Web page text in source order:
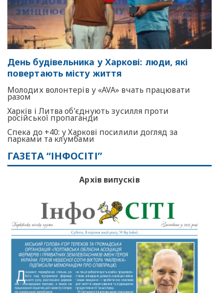
День будівельника у Харкові: люди, які
повертають місту життя
Молодих волонтерів у «AVA» вчать працювати
разом
Харків і Литва об’єднують зусилля проти
російської пропаганди
Спека до +40: у Харкові посилили догляд за
парками та клумбами
ГАЗЕТА “ІНФОСІТІ”
Архів випусків